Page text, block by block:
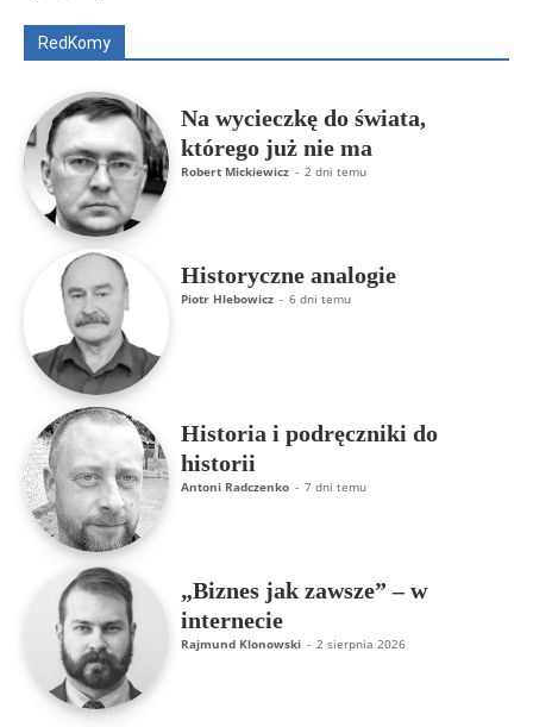
RedKomy
Na wycieczkę do świata,
którego już nie ma
Robert Mickiewicz - 2 dni temu
Historyczne analogie
Piotr Hlebowicz - 6 dni temu
Historia i podręczniki do
historii
Antoni Radczenko - 7 dni temu
„Biznes jak zawsze” – w
internecie
Rajmund Klonowski - 2 sierpnia 2026